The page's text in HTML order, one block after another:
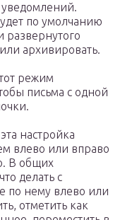
по умолчанию
развернутого
архивировать.
режим
письма с одной
настройка
влево или вправо
В общих
делать с
по нему влево или
отметить как